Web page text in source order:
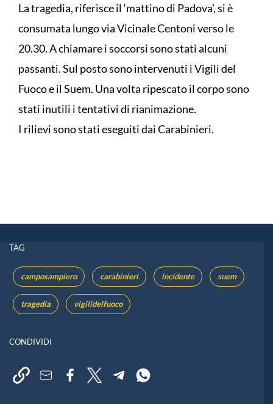
La tragedia, riferisce il ‘mattino di Padova’, si è
consumata lungo via Vicinale Centoni verso le
20.30. A chiamare i soccorsi sono stati alcuni
passanti. Sul posto sono intervenuti i Vigili del
Fuoco e il Suem. Una volta ripescato il corpo sono
stati inutili i tentativi di rianimazione.
I rilievi sono stati eseguiti dai Carabinieri.
TAG
camposampiero carabinieri incidente suem
tragedia vigilidelfuoco
CONDIVIDI